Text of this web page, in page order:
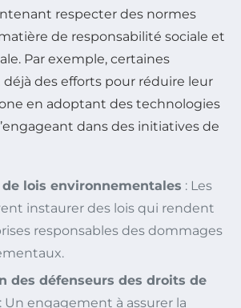
respecter des normes
de responsabilité sociale et
Par exemple, certaines
des efforts pour réduire leur
en adoptant des technologies
dans des initiatives de
lois environnementales : Les
instaurer des lois qui rendent
responsables des dommages
des défenseurs des droits de
: Un engagement à assurer la